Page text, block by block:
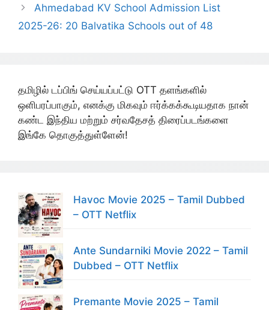
Ahmedabad KV School Admission List
2025-26: 20 Balvatika Schools out of 48
தமிழில் டப்பிங் செய்யப்பட்டு OTT தளங்களில்
ஒளிபரப்பாகும், எனக்கு மிகவும் ஈர்க்கக்கூடியதாக நான்
கண்ட இந்திய மற்றும் சர்வதேசத் திரைப்படங்களை
இங்கே தொகுத்துள்ளேன்!
Havoc Movie 2025 – Tamil Dubbed
– OTT Netflix
Ante Sundarniki Movie 2022 – Tamil
Dubbed – OTT Netflix
Premante Movie 2025 – Tamil